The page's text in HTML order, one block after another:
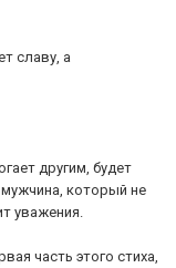
славу, а
другим, будет
который не
уважения.
часть этого стиха,